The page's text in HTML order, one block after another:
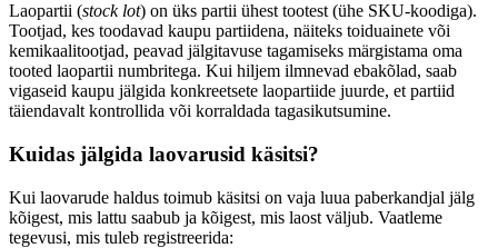
Laopartii (stock lot) on üks partii ühest tootest (ühe SKU-koodiga).
Tootjad, kes toodavad kaupu partiidena, näiteks toiduainete või
kemikaalitootjad, peavad jälgitavuse tagamiseks märgistama oma
tooted laopartii numbritega. Kui hiljem ilmnevad ebakõlad, saab
vigaseid kaupu jälgida konkreetsete laopartiide juurde, et partiid
täiendavalt kontrollida või korraldada tagasikutsumine.
Kuidas jälgida laovarusid käsitsi?
Kui laovarude haldus toimub käsitsi on vaja luua paberkandjal jälg
kõigest, mis lattu saabub ja kõigest, mis laost väljub. Vaatleme
tegevusi, mis tuleb registreerida: